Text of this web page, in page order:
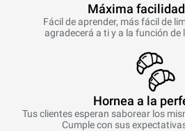
Máxima
Fácil de aprender, más fácil de
agradecerá a ti y a la función
Hornea a la
Tus clientes esperan saborear los
Cumple con sus